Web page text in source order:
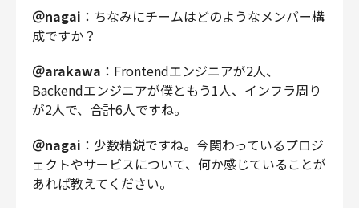
＠nagai ：ちなみにチームはどのようなメンバー構
成ですか？
＠arakawa ：Frontendエンジニアが2人、
Backendエンジニアが僕ともう1人、インフラ周り
が2人で、合計6人ですね。
＠nagai ：少数精鋭ですね。今関わっているプロジ
ェクトやサービスについて、何か感じていることが
あれば教えてください。